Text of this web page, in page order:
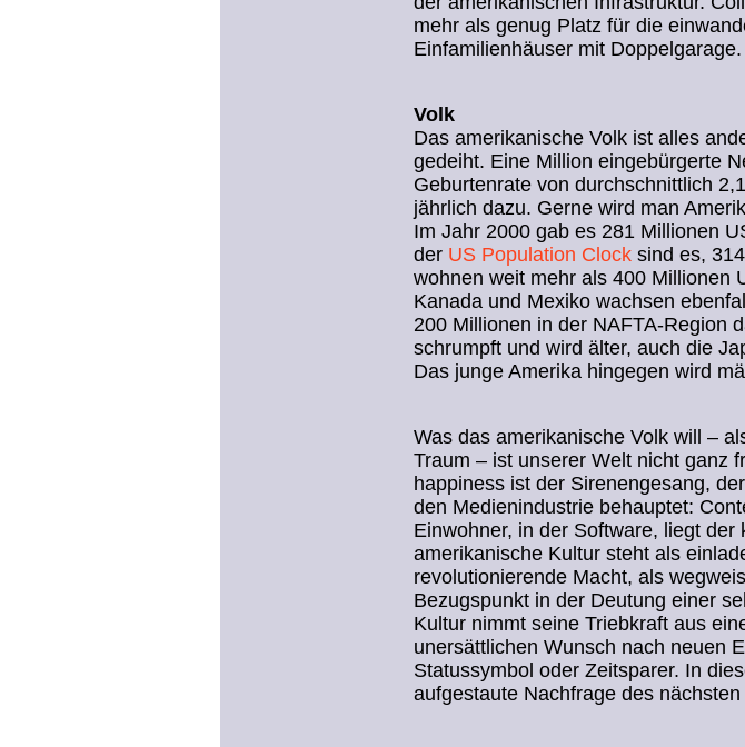
mehr als genug Platz für die
Einfamilienhäuser mit Doppelgarage.
Volk
Das amerikanische Volk ist alles
gedeiht. Eine Million eingebürgerte
Geburtenrate von durchschnittlich
jährlich dazu. Gerne wird man
Im Jahr 2000 gab es 281 Millionen
der US Population Clock sind es,
wohnen weit mehr als 400 Millionen
Kanada und Mexiko wachsen
200 Millionen in der NAFTA-Region
schrumpft und wird älter, auch die
Das junge Amerika hingegen wird
Was das amerikanische Volk will –
Traum – ist unserer Welt nicht ganz
happiness ist der Sirenengesang,
den Medienindustrie behauptet:
Einwohner, in der Software, liegt
amerikanische Kultur steht als
revolutionierende Macht, als
Bezugspunkt in der Deutung einer
Kultur nimmt seine Triebkraft aus
unersättlichen Wunsch nach neuen
Statussymbol oder Zeitsparer. In
aufgestaute Nachfrage des nächsten